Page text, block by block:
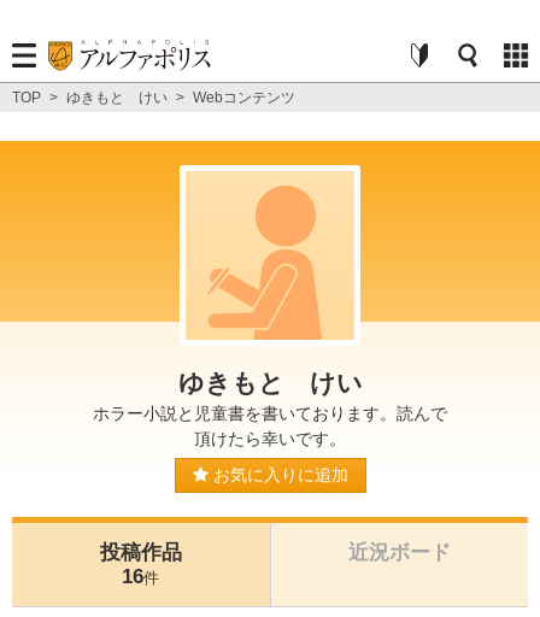
TOP > ゆきもと けい > Webコンテンツ
ゆきもと けい
ホラー小説と児童書を書いております。読んで
頂けたら幸いです。
お気に入りに追加
投稿作品
16件
近況ボード